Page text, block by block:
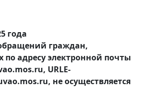
года
граждан,
по адресу электронной почты
URLE-
не осуществляется